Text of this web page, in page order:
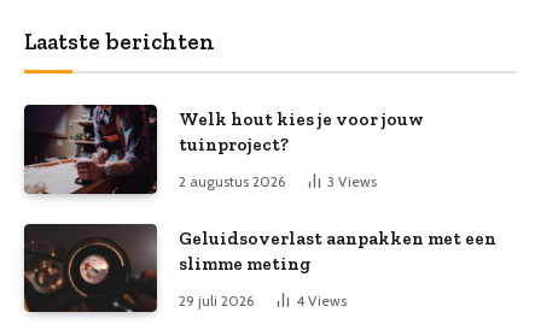
Laatste berichten
Welk hout kies je voor jouw
tuinproject?
2 augustus 2026 3 Views
Geluidsoverlast aanpakken met een
slimme meting
29 juli 2026 4 Views